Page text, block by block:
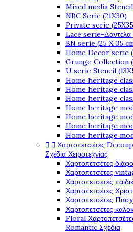
Mixed media
NBC Serie (21X30)
Private serie
Lace serie-Δαντέλα
BN serie (25 X 35
Home Decor serie
Grunge Collection
U serie Stencil
Home heritage
Home heritage
Home heritage
Home heritage
Home heritage
Home heritage
Home heritage
  Χαρτοπετσέτες
Σχέδια Χειροτεχνίας
Χαρτοπετσέτες
Χαρτοπετσέτες
Χαρτοπετσέτες
Χαρτοπετσέτες
Χαρτοπετσέτες
Χαρτοπετσέτες
Floral
Romantic Σχέδια